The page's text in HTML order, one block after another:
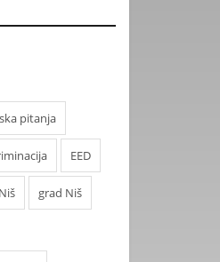
pitanja
EED
grad Niš